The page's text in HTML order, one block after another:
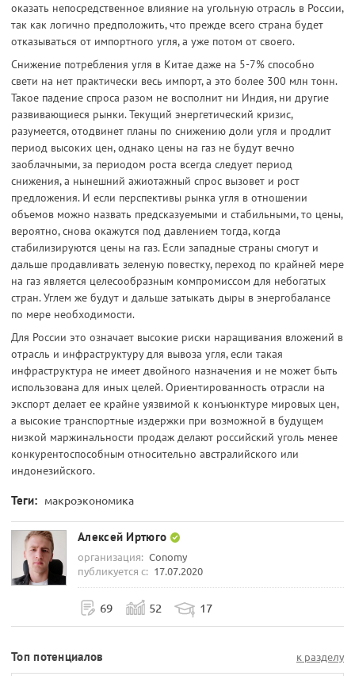
оказать непосредственное влияние на угольную отрасль в России,
так как логично предположить, что прежде всего страна будет
отказываться от импортного угля, а уже потом от своего.
Снижение потребления угля в Китае даже на 5-7% способно
свети на нет практически весь импорт, а это более 300 млн тонн.
Такое падение спроса разом не восполнит ни Индия, ни другие
развивающиеся рынки. Текущий энергетический кризис,
разумеется, отодвинет планы по снижению доли угля и продлит
период высоких цен, однако цены на газ не будут вечно
заоблачными, за периодом роста всегда следует период
снижения, а нынешний ажиотажный спрос вызовет и рост
предложения. И если перспективы рынка угля в отношении
объемов можно назвать предсказуемыми и стабильными, то цены,
вероятно, снова окажутся под давлением тогда, когда
стабилизируются цены на газ. Если западные страны смогут и
дальше продавливать зеленую повестку, переход по крайней мере
на газ является целесообразным компромиссом для небогатых
стран. Углем же будут и дальше затыкать дыры в энергобалансе
по мере необходимости.
Для России это означает высокие риски наращивания вложений в
отрасль и инфраструктуру для вывоза угля, если такая
инфраструктура не имеет двойного назначения и не может быть
использована для иных целей. Ориентированность отрасли на
экспорт делает ее крайне уязвимой к конъюнктуре мировых цен,
а высокие транспортные издержки при возможной в будущем
низкой маржинальности продаж делают российский уголь менее
конкурентоспособным относительно австралийского или
индонезийского.
Теги: макроэкономика
Алексей Иртюго
организация: Conomy
публикуется с: 17.07.2020
69 52 17
Топ потенциалов к разделу